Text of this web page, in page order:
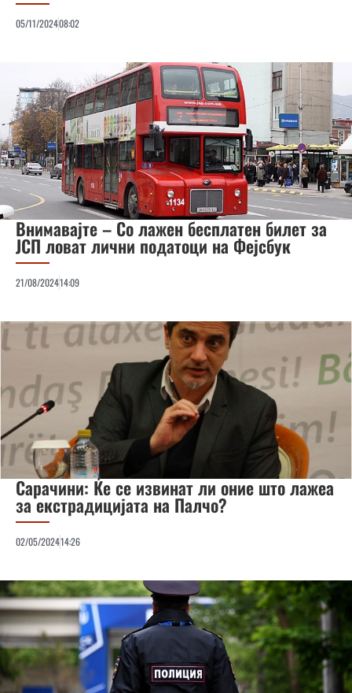
05/11/202408:02
Внимавајте – Со лажен бесплатен билет за
ЈСП ловат лични податоци на Фејсбук
21/08/202414:09
Сарачини: Ќе се извинат ли оние што лажеа
за екстрадицијата на Палчо?
02/05/202414:26